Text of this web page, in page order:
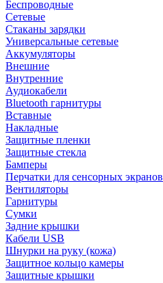
Беспроводные
Сетевые
Стаканы зарядки
Универсальные сетевые
Аккумуляторы
Внешние
Внутренние
Аудиокабели
Bluetooth гарнитуры
Вставные
Накладные
Защитные пленки
Защитные стекла
Бамперы
Перчатки для сенсорных экранов
Вентиляторы
Гарнитуры
Сумки
Задние крышки
Кабели USB
Шнурки на руку (кожа)
Защитное кольцо камеры
Защитные крышки